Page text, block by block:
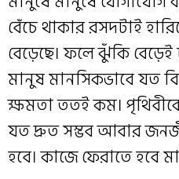
বেঁচে থাকার রসদটাই
বেড়েছে। ফলে ঝুঁকি
মানুষ মানসিকভাবে যত
ক্ষমতা ততই কম।
যত দ্রুত সম্ভব আবার
হবে। কাজে ফেরাতে হবে